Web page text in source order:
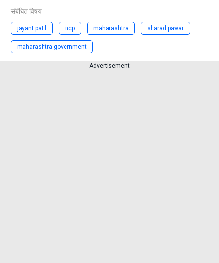
संबंधित विषय
jayant patil ncp maharashtra sharad pawar
maharashtra government